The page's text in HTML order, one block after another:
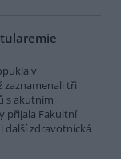
v
zaznamenali tři
s akutním
přijala Fakultní
další zdravotnická